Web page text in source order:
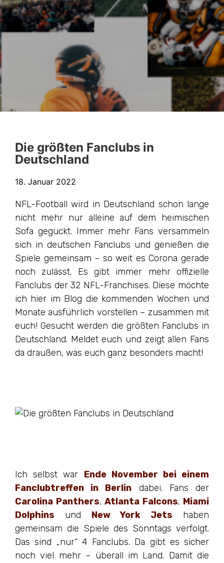
Die größten Fanclubs in
Deutschland
18. Januar 2022
NFL-Football wird in Deutschland schon lange
nicht mehr nur alleine auf dem heimischen
Sofa geguckt. Immer mehr Fans versammeln
sich in deutschen Fanclubs und genießen die
Spiele gemeinsam – so weit es Corona gerade
noch zulässt. Es gibt immer mehr offizielle
Fanclubs der 32 NFL-Franchises. Diese möchte
ich hier im Blog die kommenden Wochen und
Monate ausführlich vorstellen – zusammen mit
euch! Gesucht werden die größten Fanclubs in
Deutschland. Meldet euch und zeigt allen Fans
da draußen, was euch ganz besonders macht!
Ich selbst war Ende November bei einem
Fanclubtreffen in Berlin dabei. Fans der
Carolina Panthers, Atlanta Falcons, Miami
Dolphins und New York Jets haben
gemeinsam die Spiele des Sonntags verfolgt.
Das sind „nur“ 4 Fanclubs. Da gibt es sicher
noch viel mehr – überall im Land. Damit die